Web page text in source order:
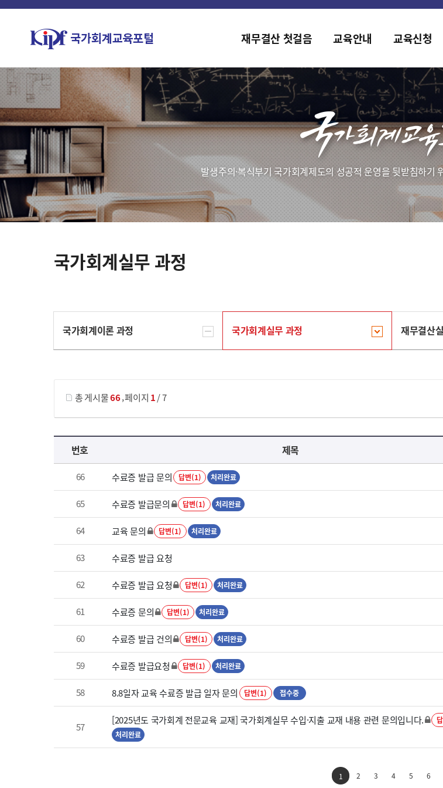
홈페이지가 새롭게 개편되었습니다.
재무결산 첫걸음 교육안내 교육신청
발생주의·복식부기 국가회계제도의 성공적 운영을 뒷받침하기
국가회계실무 과정
국가회계이론 과정 국가회계실무 과정 재무결산
총 게시물66,페이지 1/ 7
국가회계실무 과정 목록 으로 번호, 제목, 작성자, 조회수, 등록 일로 나열 되고 있습니다.
번호 제목
66 수료증 발급 문의 답변(1) 처리완료
65 수료증 발급문의 답변(1) 처리완료
64 교육 문의 답변(1) 처리완료
63 수료증 발급 요청
62 수료증 발급 요청 답변(1) 처리완료
61 수료증 문의 답변(1) 처리완료
60 수료증 발급 건의 답변(1) 처리완료
59 수료증 발급요청 답변(1) 처리완료
58 8.8일자 교육 수료증 발급 일자 문의 답변(1) 접수중
57
[2025년도 국가회계 전문교육 교재] 국가회계실무 수입·지출 교재 내용 관련 문의입니다.
처리완료
1 2 3 4 5 6